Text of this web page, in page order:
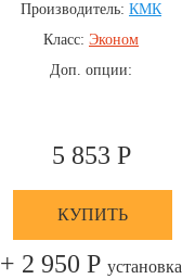
Производитель: КМК
Класс: Эконом
Доп. опции:
5 853 Р
КУПИТЬ
+ 2 950 Р установка